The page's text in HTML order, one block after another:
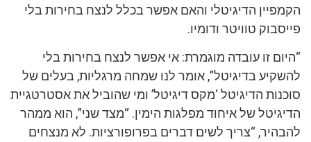
הקמפיין הדיגיטלי והאם אפשר בכלל לנצח בחירות בלי
פייסבוק טוויטר ודומיו.
“היום זו עובדה מוגמרת: אי אפשר לנצח בחירות בלי
להשקיע בדיגיטל”, אומר לנו שמחה מרגליות, בעלים של
סוכנות הדיגיטל ‘מקס דיגיטל’ ומי שהוביל את אסטרטגיית
הדיגיטל של איחוד מפלגות הימין. “מצד שני”, הוא ממהר
להבהיר, “צריך לשים דברים בפרופורציות. לא מנצחים